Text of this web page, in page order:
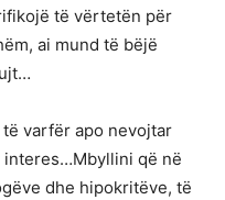
të vërtetën për
ai mund të bëjë
varfër apo nevojtar
që në
dhe hipokritëve, të